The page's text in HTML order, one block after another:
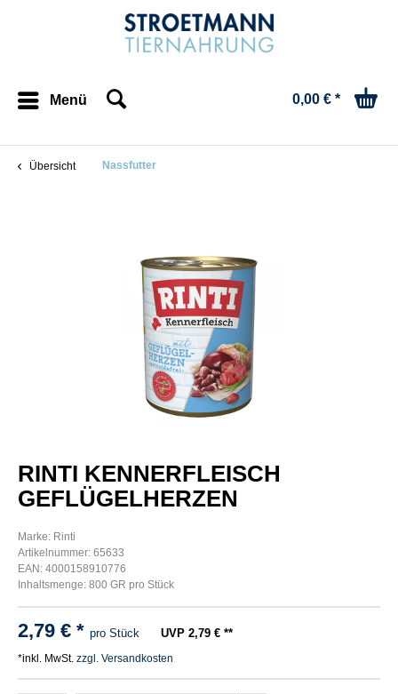
Menü 0,00 € *
Übersicht Nassfutter
RINTI KENNERFLEISCH
GEFLÜGELHERZEN
Marke: Rinti
Artikelnummer: 65633
EAN: 4000158910776
Inhaltsmenge: 800 GR pro Stück
2,79 € * pro Stück UVP 2,79 € **
*inkl. MwSt. zzgl. Versandkosten